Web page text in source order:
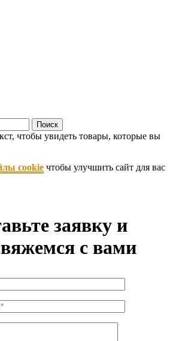
Поиск
чтобы увидеть товары, которые вы
cookie чтобы улучшить сайт для вас
заявку и
с вами